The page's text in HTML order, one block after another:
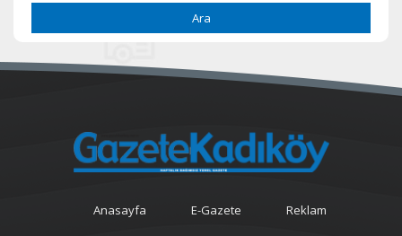
Ara
Anasayfa E-Gazete Reklam